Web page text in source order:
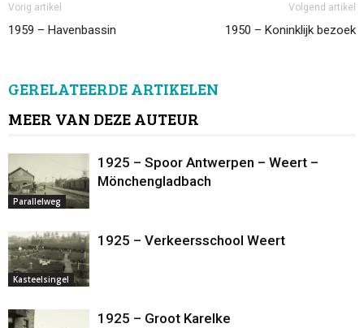
Vorig artikel
1959 – Havenbassin
Volgend artikel
1950 – Koninklijk bezoek
GERELATEERDE ARTIKELEN
MEER VAN DEZE AUTEUR
Parallelweg
1925 – Spoor Antwerpen – Weert –
Mönchengladbach
Kasteelsingel
1925 – Verkeersschool Weert
1925 – Groot Karelke